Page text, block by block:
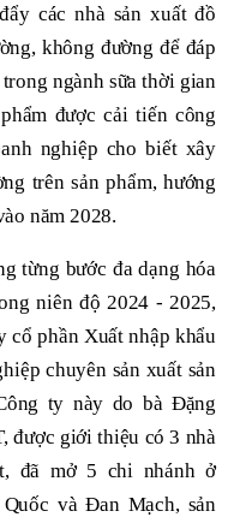
các nhà sản xuất đồ
không đường để đáp
ngành sữa thời gian
được cải tiến công
nghiệp cho biết xây
trên sản phẩm, hướng
năm 2028.
từng bước đa dạng hóa
niên độ 2024 - 2025,
phần Xuất nhập khẩu
chuyên sản xuất sản
ty này do bà Đặng
được giới thiệu có 3 nhà
đã mở 5 chi nhánh ở
và Đan Mạch, sản